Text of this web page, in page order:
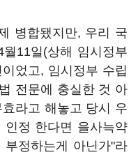
병합됐지만, 우리 국
11일(상해 임시정부
었고, 임시정부 수립
전문에 충실한 것 아
라고 해놓고 당시 우
정 한다면 을사늑약
정하는게 아닌가"라